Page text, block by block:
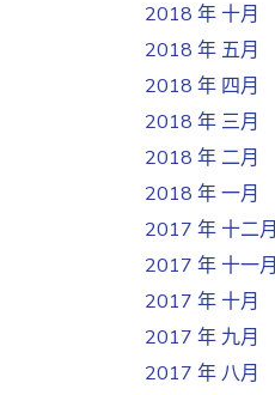
2018 年 十月
2018 年 五月
2018 年 四月
2018 年 三月
2018 年 二月
2018 年 一月
2017 年 十二月
2017 年 十一月
2017 年 十月
2017 年 九月
2017 年 八月